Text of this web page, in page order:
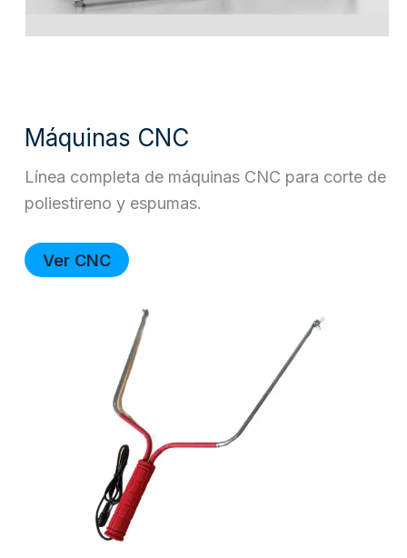
Máquinas CNC
Línea completa de máquinas CNC para corte de
poliestireno y espumas.
Ver CNC